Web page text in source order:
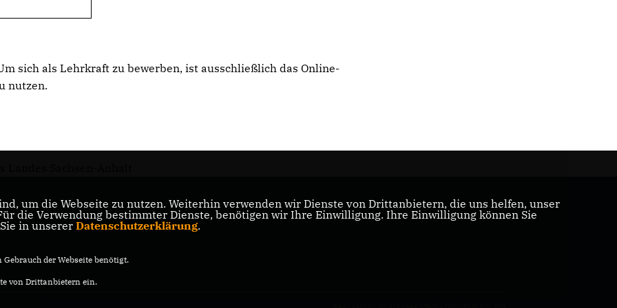
sich als Lehrkraft zu bewerben, ist ausschließlich das Online-
nutzen.
um die Webseite zu nutzen. Weiterhin verwenden wir Dienste von Drittanbietern, die uns helfen, unser
die Verwendung bestimmter Dienste, benötigen wir Ihre Einwilligung. Ihre Einwilligung können Sie
in unserer Datenschutzerklärung.
der Webseite benötigt.
von Drittanbietern ein.